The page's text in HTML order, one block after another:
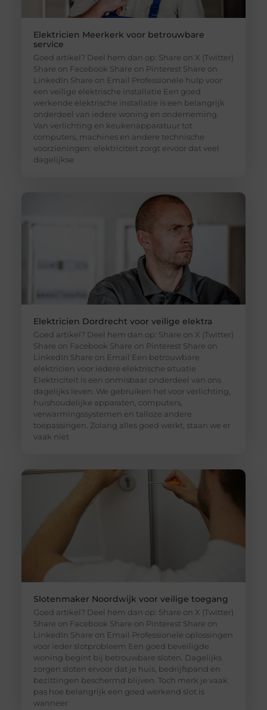
Elektricien Meerkerk voor betrouwbare
service
Goed artikel? Deel hem dan op: Share on X (Twitter)
Share on Facebook Share on Pinterest Share on
LinkedIn Share on Email Professionele hulp voor
een veilige elektrische installatie Een goed
werkende elektrische installatie is een belangrijk
onderdeel van iedere woning en onderneming.
Van verlichting en keukenapparatuur tot
computers, machines en andere technische
voorzieningen: elektriciteit zorgt ervoor dat veel
dagelijkse
Elektricien Dordrecht voor veilige elektra
Goed artikel? Deel hem dan op: Share on X (Twitter)
Share on Facebook Share on Pinterest Share on
LinkedIn Share on Email Een betrouwbare
elektricien voor iedere elektrische situatie
Elektriciteit is een onmisbaar onderdeel van ons
dagelijks leven. We gebruiken het voor verlichting,
huishoudelijke apparaten, computers,
verwarmingssystemen en talloze andere
toepassingen. Zolang alles goed werkt, staan we er
vaak niet
Slotenmaker Noordwijk voor veilige toegang
Goed artikel? Deel hem dan op: Share on X (Twitter)
Share on Facebook Share on Pinterest Share on
LinkedIn Share on Email Professionele oplossingen
voor ieder slotprobleem Een goed beveiligde
woning begint bij betrouwbare sloten. Dagelijks
zorgen sloten ervoor dat je huis, bedrijfspand en
bezittingen beschermd blijven. Toch merk je vaak
pas hoe belangrijk een goed werkend slot is
wanneer